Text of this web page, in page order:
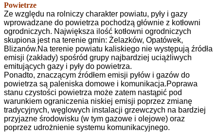
Powietrze
Ze względu na rolniczy charakter powiatu, pyły i gazy
wprowadzane do powietrza pochodzą głównie z kotłowni
ogrodniczych. Największa ilość kotłowni ogrodniczych
skupiona jest na terenie gmin: Żelazków, Opatówek,
Blizanów.Na terenie powiatu kaliskiego nie występują źródła
emisji (zakłady) spośród grupy najbardziej uciążliwych
emitujących gazy i pyły do powietrza.
Ponadto, znaczącym źródłem emisji pyłów i gazów do
powietrza są paleniska domowe i komunikacja.Poprawa
stanu czystości powietrza może zatem nastąpić pod
warunkiem ograniczenia niskiej emisji poprzez zmianę
tradycyjnych, węglowych instalacji grzewczych na bardziej
przyjazne środowisku (w tym gazowe i olejowe) oraz
poprzez udrożnienie systemu komunikacyjnego.